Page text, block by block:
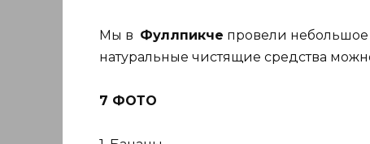
Мы в Фуллпикче провели небольшое
натуральные чистящие средства
7 ФОТО